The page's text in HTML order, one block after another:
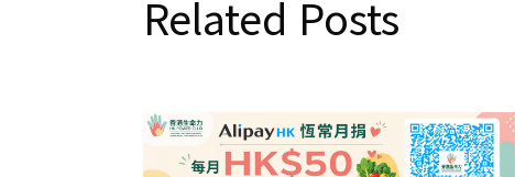
Related Posts